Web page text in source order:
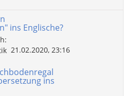
ins Englische?
21.02.2020, 23:16
ins